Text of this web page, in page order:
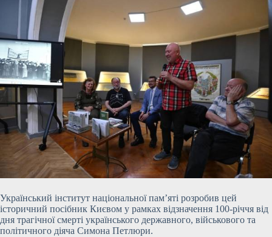
Український інститут національної пам’яті розробив цей
історичний посібник Києвом у рамках відзначення 100-річчя від
дня трагічної смерті українського державного, військового та
політичного діяча Симона Петлюри.